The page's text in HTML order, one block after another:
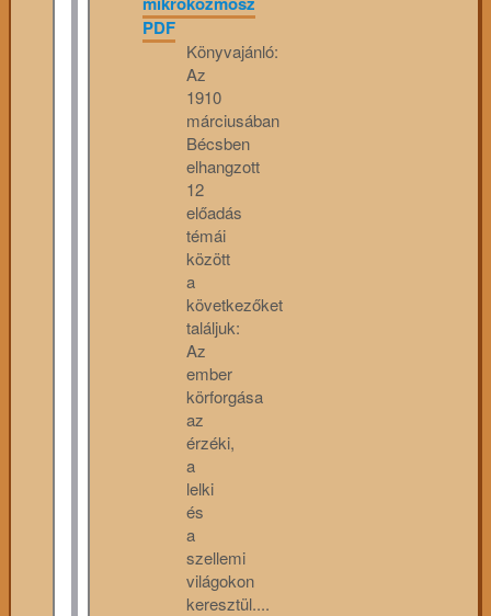
PDF
Könyvajánló:
Az
1910
márciusában
Bécsben
elhangzott
12
előadás
témái
között
a
következőket
találjuk:
Az
ember
körforgása
az
érzéki,
a
lelki
és
a
szellemi
világokon
keresztül....